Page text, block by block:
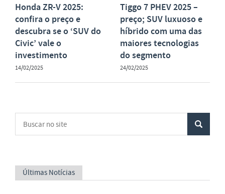
Honda ZR-V 2025:
confira o preço e
descubra se o ‘SUV do
Civic’ vale o
investimento
14/02/2025
Tiggo 7 PHEV 2025 –
preço; SUV luxuoso e
híbrido com uma das
maiores tecnologias
do segmento
24/02/2025
Últimas Notícias